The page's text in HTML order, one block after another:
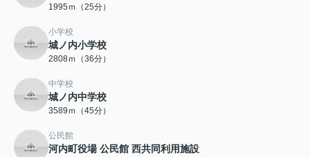
1995ｍ（25分）
小学校
城ノ内小学校
2808ｍ（36分）
中学校
城ノ内中学校
3589ｍ（45分）
公民館
河内町役場 公民館 西共同利用施設